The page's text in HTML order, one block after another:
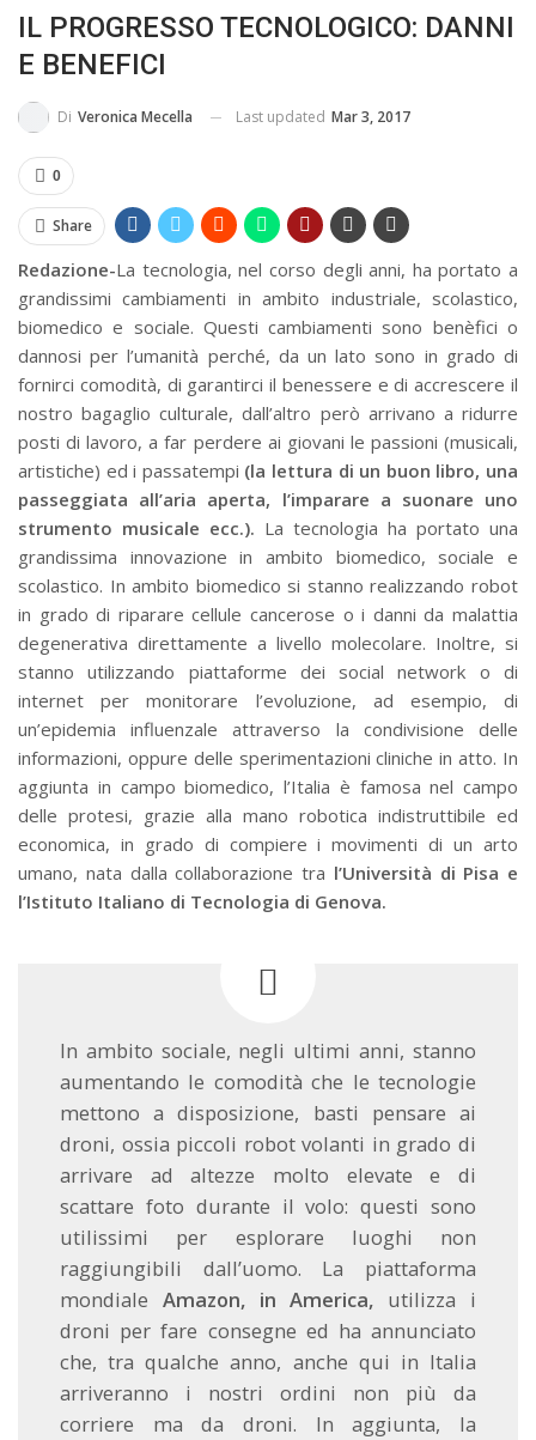
BUSSOLA PSICOLOGICA TRA PROTEZIONE E BUON SENSO
IL PROGRESSO TECNOLOGICO: DANNI
E BENEFICI
Di Veronica Mecella Last updated Mar 3, 2017
0
Share
Redazione-La tecnologia, nel corso degli anni, ha portato a
grandissimi cambiamenti in ambito industriale, scolastico,
biomedico e sociale. Questi cambiamenti sono benèfici o
dannosi per l’umanità perché, da un lato sono in grado di
fornirci comodità, di garantirci il benessere e di accrescere il
nostro bagaglio culturale, dall’altro però arrivano a ridurre
posti di lavoro, a far perdere ai giovani le passioni (musicali,
artistiche) ed i passatempi (la lettura di un buon libro, una
passeggiata all’aria aperta, l’imparare a suonare uno
strumento musicale ecc.). La tecnologia ha portato una
grandissima innovazione in ambito biomedico, sociale e
scolastico. In ambito biomedico si stanno realizzando robot
in grado di riparare cellule cancerose o i danni da malattia
degenerativa direttamente a livello molecolare. Inoltre, si
stanno utilizzando piattaforme dei social network o di
internet per monitorare l’evoluzione, ad esempio, di
un’epidemia influenzale attraverso la condivisione delle
informazioni, oppure delle sperimentazioni cliniche in atto. In
aggiunta in campo biomedico, l’Italia è famosa nel campo
delle protesi, grazie alla mano robotica indistruttibile ed
economica, in grado di compiere i movimenti di un arto
umano, nata dalla collaborazione tra l’Università di Pisa e
l’Istituto Italiano di Tecnologia di Genova.
In ambito sociale, negli ultimi anni, stanno
aumentando le comodità che le tecnologie
mettono a disposizione, basti pensare ai
droni, ossia piccoli robot volanti in grado di
arrivare ad altezze molto elevate e di
scattare foto durante il volo: questi sono
utilissimi per esplorare luoghi non
raggiungibili dall’uomo. La piattaforma
mondiale Amazon, in America, utilizza i
droni per fare consegne ed ha annunciato
che, tra qualche anno, anche qui in Italia
arriveranno i nostri ordini non più da
corriere ma da droni. In aggiunta, la